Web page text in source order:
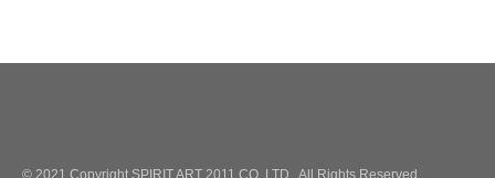
© 2021 Copyright SPIRIT ART 2011 CO.,LTD. All Rights Reserved.